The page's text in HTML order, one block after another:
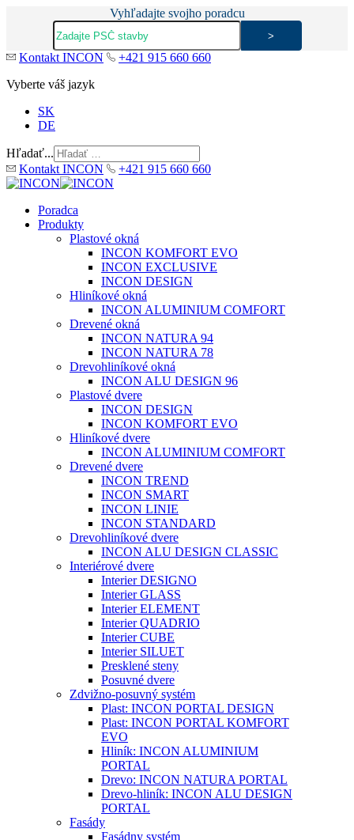
Vyhľadajte svojho poradcu
Kontakt INCON
+421 915 660 660
Vyberte váš jazyk
SK
DE
Hľadať...
Kontakt INCON
+421 915 660 660
Poradca
Produkty
Plastové okná
INCON KOMFORT EVO
INCON EXCLUSIVE
INCON DESIGN
Hliníkové okná
INCON ALUMINIUM COMFORT
Drevené okná
INCON NATURA 94
INCON NATURA 78
Drevohliníkové okná
INCON ALU DESIGN 96
Plastové dvere
INCON DESIGN
INCON KOMFORT EVO
Hliníkové dvere
INCON ALUMINIUM COMFORT
Drevené dvere
INCON TREND
INCON SMART
INCON LINIE
INCON STANDARD
Drevohliníkové dvere
INCON ALU DESIGN CLASSIC
Interiérové dvere
Interier DESIGNO
Interier GLASS
Interier ELEMENT
Interier QUADRIO
Interier CUBE
Interier SILUET
Presklené steny
Posuvné dvere
Zdvižno-posuvný systém
Plast: INCON PORTAL DESIGN
Plast: INCON PORTAL KOMFORT
EVO
Hliník: INCON ALUMINIUM
PORTAL
Drevo: INCON NATURA PORTAL
Drevo-hliník: INCON ALU DESIGN
PORTAL
Fasády
Fasádny systém